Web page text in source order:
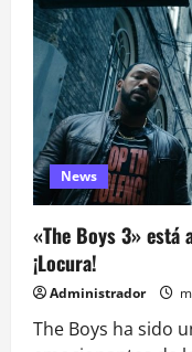
News
«The Boys 3» está
¡Locura!
Administrador
The Boys ha sido